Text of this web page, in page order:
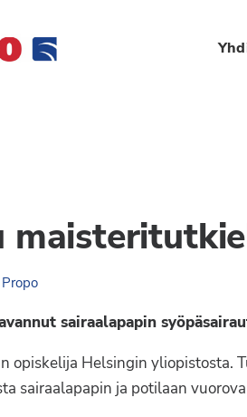
Propo
sairaalapapin
opiskelija Helsingin
sairaalapapin ja potilaan